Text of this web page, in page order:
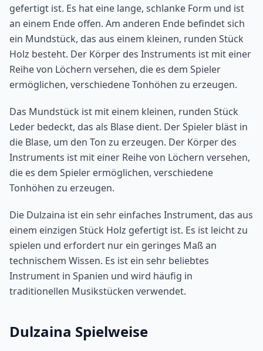
gefertigt ist. Es hat eine lange, schlanke Form und ist
an einem Ende offen. Am anderen Ende befindet sich
ein Mundstück, das aus einem kleinen, runden Stück
Holz besteht. Der Körper des Instruments ist mit einer
Reihe von Löchern versehen, die es dem Spieler
ermöglichen, verschiedene Tonhöhen zu erzeugen.
Das Mundstück ist mit einem kleinen, runden Stück
Leder bedeckt, das als Blase dient. Der Spieler bläst in
die Blase, um den Ton zu erzeugen. Der Körper des
Instruments ist mit einer Reihe von Löchern versehen,
die es dem Spieler ermöglichen, verschiedene
Tonhöhen zu erzeugen.
Die Dulzaina ist ein sehr einfaches Instrument, das aus
einem einzigen Stück Holz gefertigt ist. Es ist leicht zu
spielen und erfordert nur ein geringes Maß an
technischem Wissen. Es ist ein sehr beliebtes
Instrument in Spanien und wird häufig in
traditionellen Musikstücken verwendet.
Dulzaina Spielweise